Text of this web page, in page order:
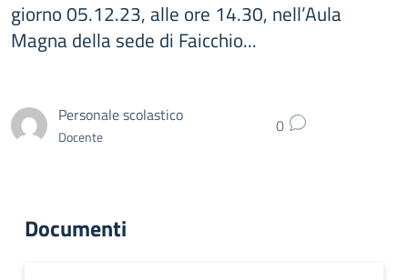
giorno 05.12.23, alle ore 14.30, nell’Aula
Magna della sede di Faicchio...
Personale scolastico
Docente 0
Documenti